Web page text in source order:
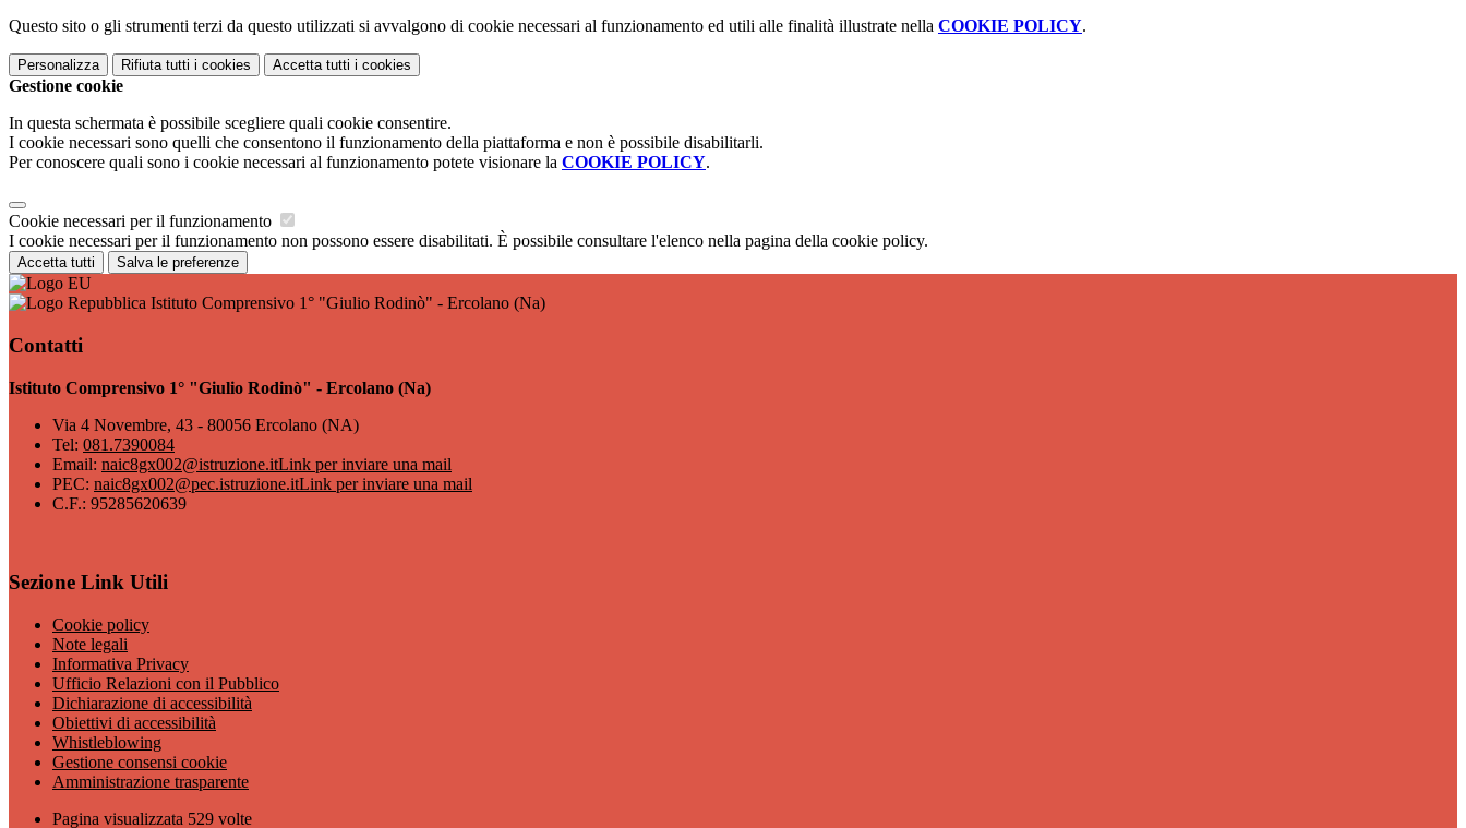
Questo sito o gli strumenti terzi da questo utilizzati si avvalgono di cookie necessari al funzionamento ed utili alle finalità illustrate nella COOKIE POLICY.
Personalizza Rifiuta tutti i cookies Accetta tutti i cookies
Gestione cookie
In questa schermata è possibile scegliere quali cookie consentire.
I cookie necessari sono quelli che consentono il funzionamento della piattaforma e non è possibile disabilitarli.
Per conoscere quali sono i cookie necessari al funzionamento potete visionare la COOKIE POLICY.
Cookie necessari per il funzionamento
I cookie necessari per il funzionamento non possono essere disabilitati. È possibile consultare l'elenco nella pagina della cookie policy.
Accetta tutti Salva le preferenze
Istituto Comprensivo 1° "Giulio Rodinò" - Ercolano (Na)
Contatti
Istituto Comprensivo 1° "Giulio Rodinò" - Ercolano (Na)
Via 4 Novembre, 43 - 80056 Ercolano (NA)
Tel: 081.7390084
Email: naic8gx002@istruzione.itLink per inviare una mail
PEC: naic8gx002@pec.istruzione.itLink per inviare una mail
C.F.: 95285620639
Sezione Link Utili
Cookie policy
Note legali
Informativa Privacy
Ufficio Relazioni con il Pubblico
Dichiarazione di accessibilità
Obiettivi di accessibilità
Whistleblowing
Gestione consensi cookie
Amministrazione trasparente
Pagina visualizzata 529 volte